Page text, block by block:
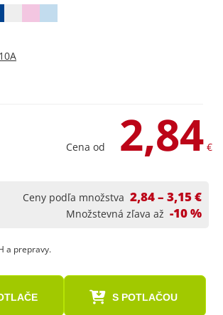
Cena od 2,84 €
Ceny podľa množstva 2,84 – 3,15 €
Množstevná zľava až -10 %
a prepravy.
S POTLAČOU